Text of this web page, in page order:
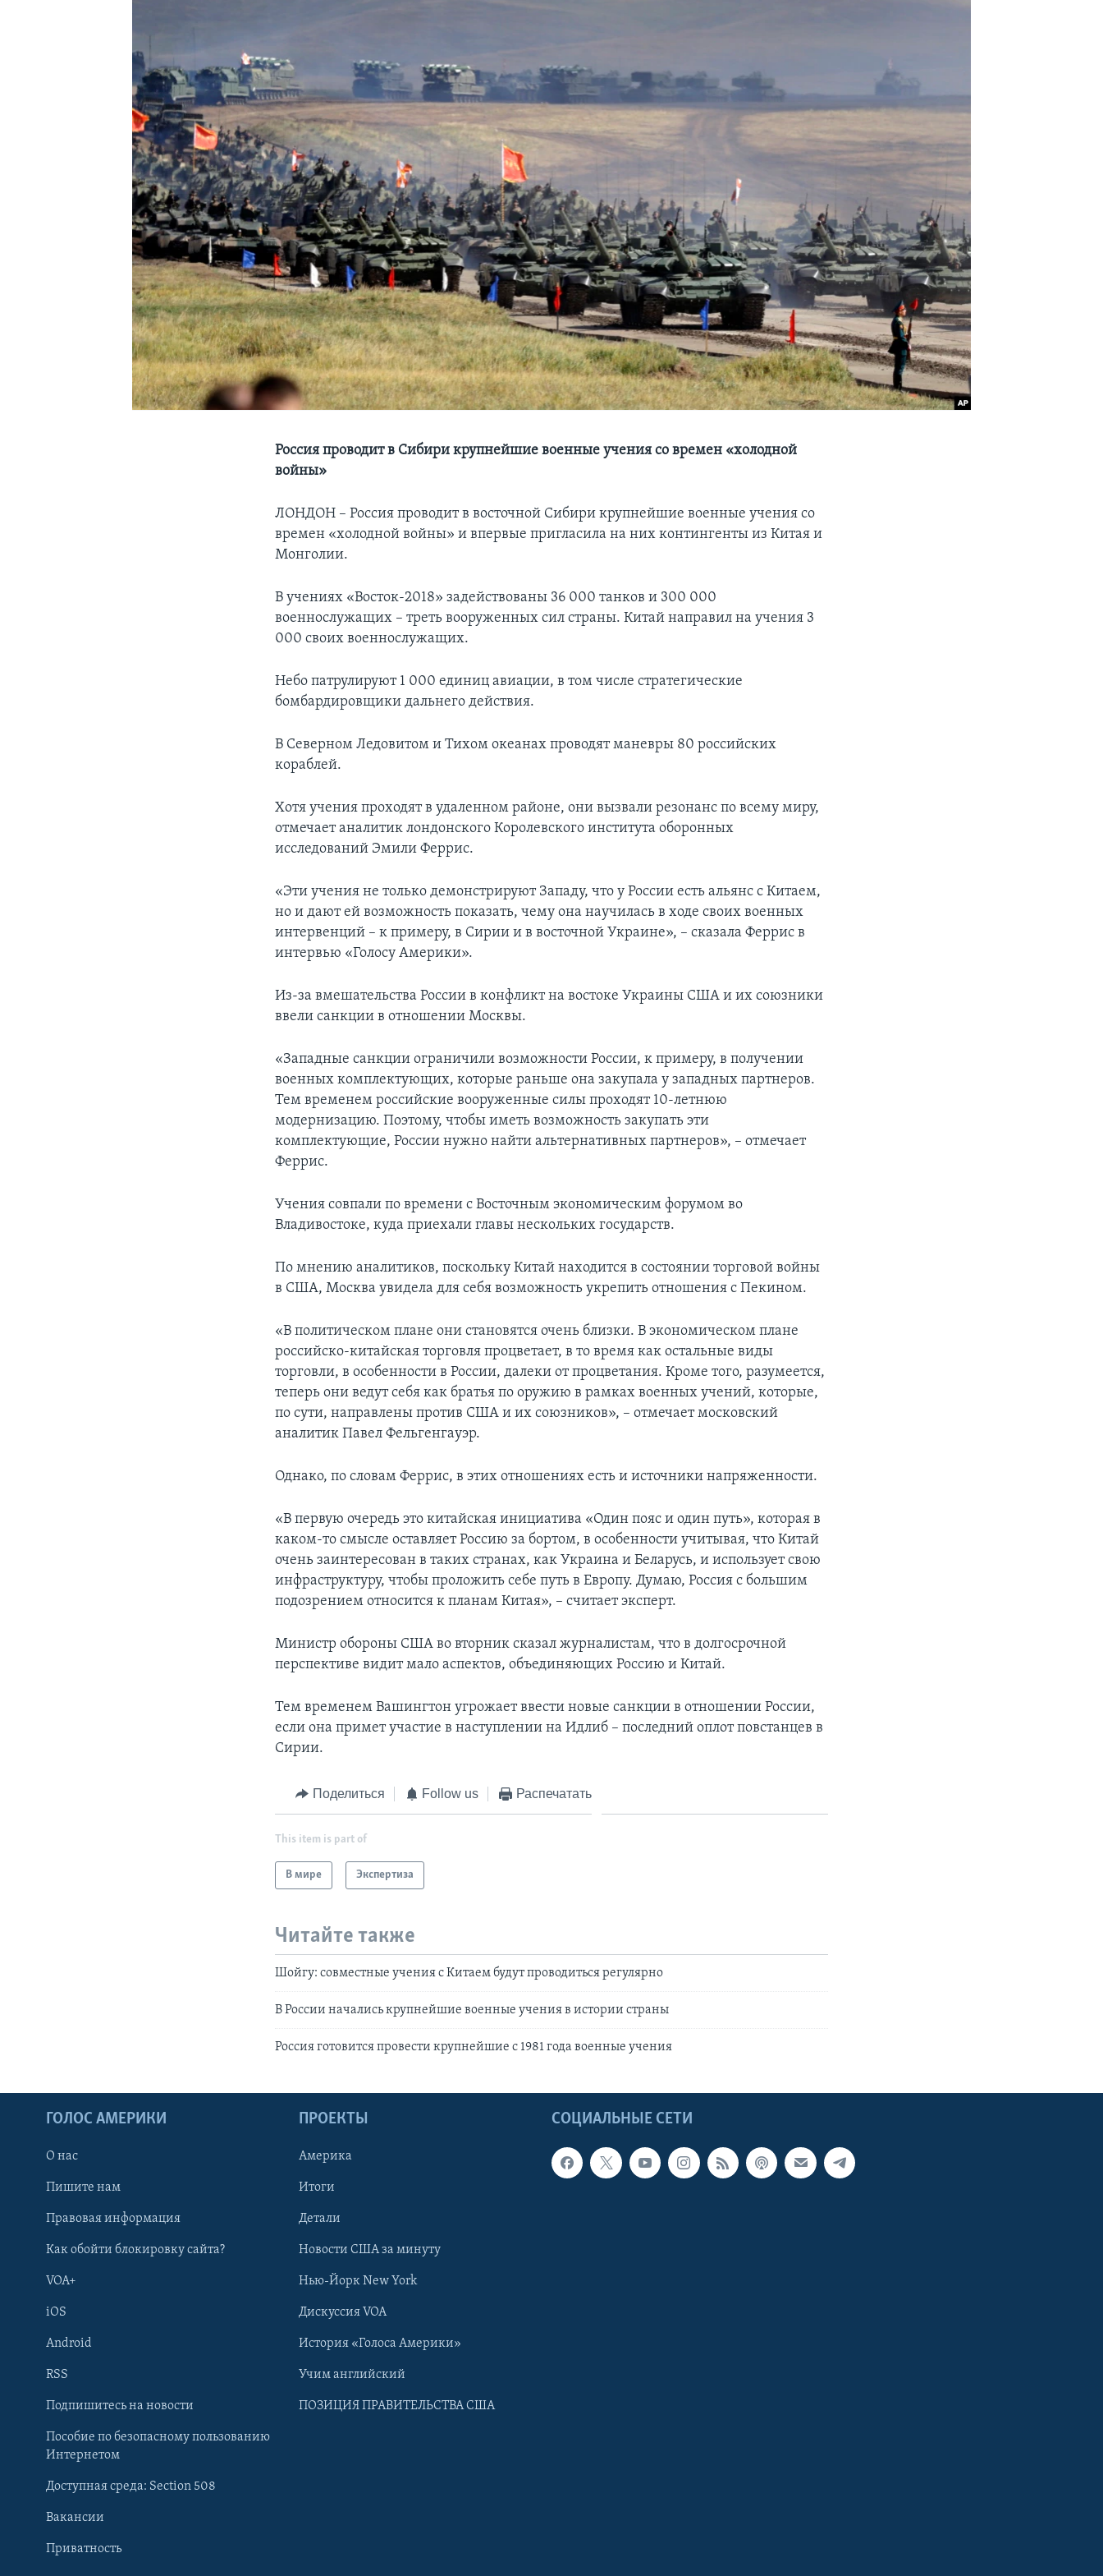
Learning English
Языки
Россия проводит в Сибири крупнейшие военные учения со времен «холодной
войны»
ЛОНДОН – Россия проводит в восточной Сибири крупнейшие военные учения со
времен «холодной войны» и впервые пригласила на них контингенты из Китая и
Монголии.
В учениях «Восток-2018» задействованы 36 000 танков и 300 000
военнослужащих – треть вооруженных сил страны. Китай направил на учения 3
000 своих военнослужащих.
Небо патрулируют 1 000 единиц авиации, в том числе стратегические
бомбардировщики дальнего действия.
В Северном Ледовитом и Тихом океанах проводят маневры 80 российских
кораблей.
Хотя учения проходят в удаленном районе, они вызвали резонанс по всему миру,
отмечает аналитик лондонского Королевского института оборонных
исследований Эмили Феррис.
«Эти учения не только демонстрируют Западу, что у России есть альянс с Китаем,
но и дают ей возможность показать, чему она научилась в ходе своих военных
интервенций – к примеру, в Сирии и в восточной Украине», – сказала Феррис в
интервью «Голосу Америки».
Из-за вмешательства России в конфликт на востоке Украины США и их союзники
ввели санкции в отношении Москвы.
«Западные санкции ограничили возможности России, к примеру, в получении
военных комплектующих, которые раньше она закупала у западных партнеров.
Тем временем российские вооруженные силы проходят 10-летнюю
модернизацию. Поэтому, чтобы иметь возможность закупать эти
комплектующие, России нужно найти альтернативных партнеров», – отмечает
Феррис.
Учения совпали по времени с Восточным экономическим форумом во
Владивостоке, куда приехали главы нескольких государств.
По мнению аналитиков, поскольку Китай находится в состоянии торговой войны
в США, Москва увидела для себя возможность укрепить отношения с Пекином.
«В политическом плане они становятся очень близки. В экономическом плане
российско-китайская торговля процветает, в то время как остальные виды
торговли, в особенности в России, далеки от процветания. Кроме того, разумеется,
теперь они ведут себя как братья по оружию в рамках военных учений, которые,
по сути, направлены против США и их союзников», – отмечает московский
аналитик Павел Фельгенгауэр.
Однако, по словам Феррис, в этих отношениях есть и источники напряженности.
«В первую очередь это китайская инициатива «Один пояс и один путь», которая в
каком-то смысле оставляет Россию за бортом, в особенности учитывая, что Китай
очень заинтересован в таких странах, как Украина и Беларусь, и использует свою
инфраструктуру, чтобы проложить себе путь в Европу. Думаю, Россия с большим
подозрением относится к планам Китая», – считает эксперт.
Министр обороны США во вторник сказал журналистам, что в долгосрочной
перспективе видит мало аспектов, объединяющих Россию и Китай.
Тем временем Вашингтон угрожает ввести новые санкции в отношении России,
если она примет участие в наступлении на Идлиб – последний оплот повстанцев в
Сирии.
Поделиться Follow us Распечатать
This item is part of
В мире Экспертиза
Читайте также
Шойгу: совместные учения с Китаем будут проводиться регулярно
В России начались крупнейшие военные учения в истории страны
Россия готовится провести крупнейшие с 1981 года военные учения
СОЦИАЛЬНЫЕ СЕТИ
ГОЛОС АМЕРИКИ
О нас
Пишите нам
Правовая информация
Как обойти блокировку сайта?
VOA+
iOS
Android
RSS
Подпишитесь на новости
Пособие по безопасному пользованию
Интернетом
Доступная среда: Section 508
Вакансии
Приватность
ПРОЕКТЫ
Америка
Итоги
Детали
Новости США за минуту
Нью-Йорк New York
Дискуссия VOA
История «Голоса Америки»
Учим английский
ПОЗИЦИЯ ПРАВИТЕЛЬСТВА США